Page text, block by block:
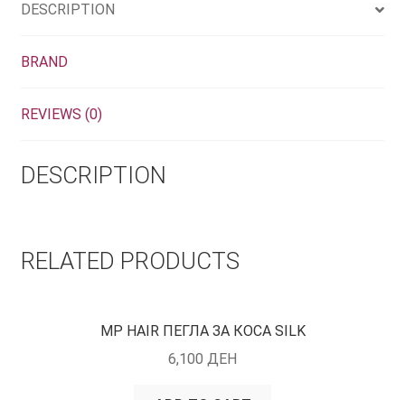
DESCRIPTION
BRAND
REVIEWS (0)
DESCRIPTION
RELATED PRODUCTS
MP HAIR ПЕГЛА ЗА КОСА SILK
6,100 ДЕН